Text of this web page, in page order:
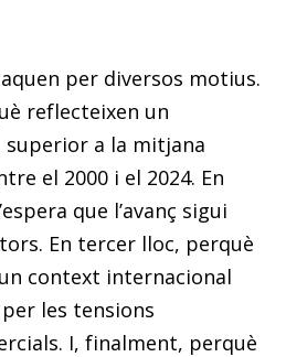
per diversos motius.
reflecteixen un
a la mitjana
el 2000 i el 2024. En
que l’avanç sigui
En tercer lloc, perquè
context internacional
les tensions
I, finalment, perquè